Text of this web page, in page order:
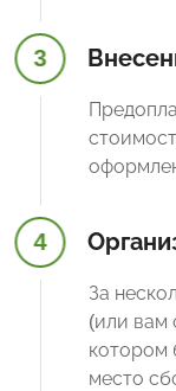
3
4
За
(или вам
котором
место